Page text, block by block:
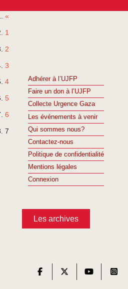
«
1
2
3
4
5
6
7
Adhérer à l’UJFP
Faire un don à l’UJFP
Collecte Urgence Gaza
Les événements à venir
Qui sommes nous?
Contactez-nous
Politique de confidentialité
Mentions légales
Connexion
Les archives